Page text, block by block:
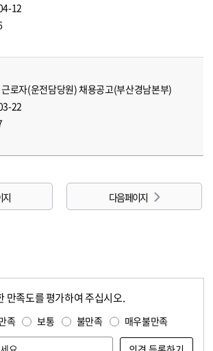
12
로자(운전담당원) 채용공고(부산경남본부)
22
지 다음 페이지
만족도를 평가하여 주십시오.
족 보통 불만족 매우불만족